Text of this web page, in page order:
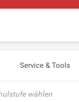
Service & Tools
wählen